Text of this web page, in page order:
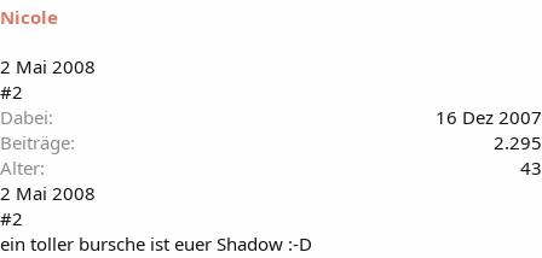
Nicole
2 Mai 2008
#2
Dabei
16 Dez 2007
Beiträge
2.295
Alter
43
2 Mai 2008
#2
ein toller bursche ist euer Shadow :-D